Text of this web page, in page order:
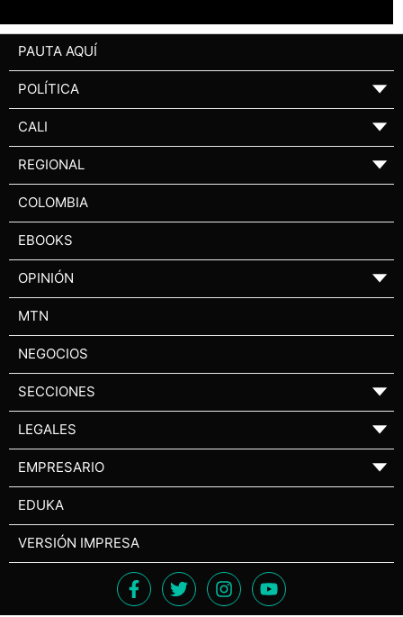
PAUTA AQUÍ
POLÍTICA ▼
CALI ▼
REGIONAL ▼
COLOMBIA
EBOOKS
OPINIÓN ▼
MTN
NEGOCIOS
SECCIONES ▼
LEGALES ▼
EMPRESARIO ▼
EDUKA
VERSIÓN IMPRESA